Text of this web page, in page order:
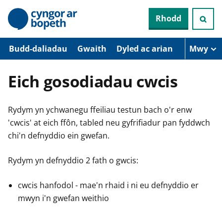
N
d
w
Rhodd
Budd-daliadau Gwaith Dyled ac arian Mwy
Eich gosodiadau cwcis
Rydym yn ychwanegu ffeiliau testun bach o'r enw
'cwcis' at eich ffôn, tabled neu gyfrifiadur pan fyddwch
chi'n defnyddio ein gwefan.
Rydym yn defnyddio 2 fath o gwcis:
cwcis hanfodol - mae'n rhaid i ni eu defnyddio er
mwyn i'n gwefan weithio